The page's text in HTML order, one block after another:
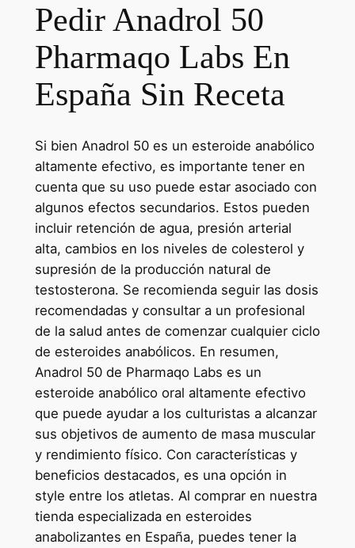
Pedir Anadrol 50
Pharmaqo Labs En
España Sin Receta
Si bien Anadrol 50 es un esteroide anabólico
altamente efectivo, es importante tener en
cuenta que su uso puede estar asociado con
algunos efectos secundarios. Estos pueden
incluir retención de agua, presión arterial
alta, cambios en los niveles de colesterol y
supresión de la producción natural de
testosterona. Se recomienda seguir las dosis
recomendadas y consultar a un profesional
de la salud antes de comenzar cualquier ciclo
de esteroides anabólicos. En resumen,
Anadrol 50 de Pharmaqo Labs es un
esteroide anabólico oral altamente efectivo
que puede ayudar a los culturistas a alcanzar
sus objetivos de aumento de masa muscular
y rendimiento físico. Con características y
beneficios destacados, es una opción in
style entre los atletas. Al comprar en nuestra
tienda especializada en esteroides
anabolizantes en España, puedes tener la